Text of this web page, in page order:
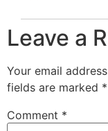
Leave a
Your email
fields are marked *
Comment *